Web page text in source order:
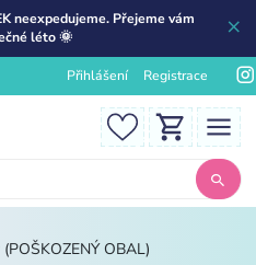
neexpedujeme. Přejeme vám
léto 🌞
Přihlášení Registrace
OBAL)